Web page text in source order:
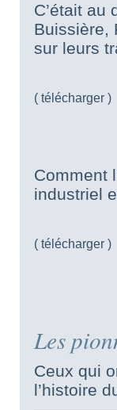
C’était
Buissière,
sur leurs
( télécharger )
Comment
industriel
( télécharger )
Les
Ceux qui
l’histoire